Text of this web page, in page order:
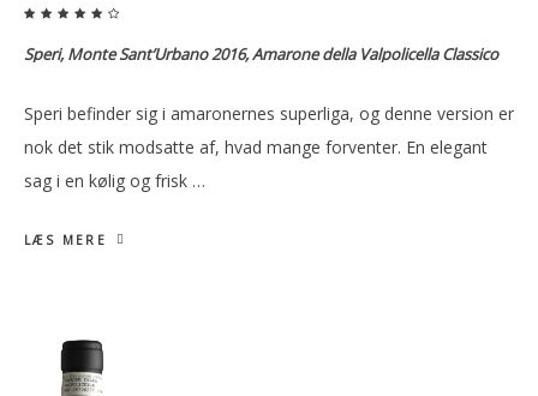
Speri, Monte Sant’Urbano 2016, Amarone della Valpolicella Classico
Speri befinder sig i amaronernes superliga, og denne version er
nok det stik modsatte af, hvad mange forventer. En elegant
sag i en kølig og frisk …
LÆS MERE